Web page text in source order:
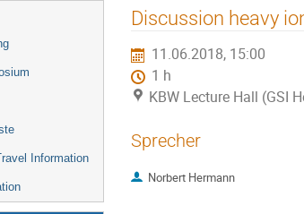
Information
Discussion heavy
11.06.2018, 15:00
1 h
KBW Lecture Hall (GSI
Sprecher
Norbert Hermann